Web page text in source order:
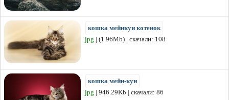
кошка мейнкун котенок
jpg | (1.96Mb) | скачали: 108
кошка мейн-кун
jpg | 946.29Kb | скачали: 86